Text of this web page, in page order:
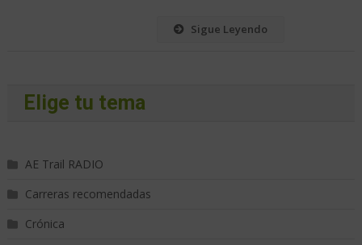
Sigue Leyendo
Elige tu tema
AE Trail RADIO
Carreras recomendadas
Crónica